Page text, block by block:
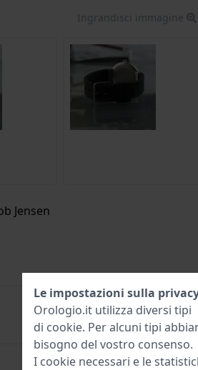
Ingrandisci immagine
Jensen
37 mm
Le impostazioni sulla
Orologio.it utilizza diversi tipi
di cookie. Per alcuni tipi
bisogno del vostro consenso.
I cookie necessari e le